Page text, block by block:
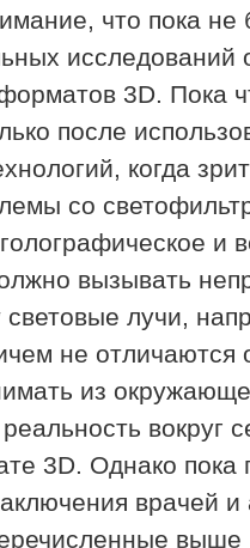
что пока не
исследований
3D. Пока
после
когда
со
и
вызывать
лучи,
не отличаются
из
вокруг
3D. Однако пока
врачей и
выше